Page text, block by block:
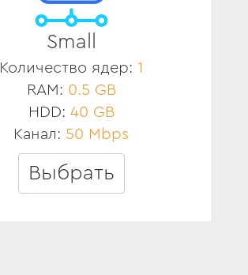
Small
Количество ядер: 1
RAM: 0.5 GB
HDD: 40 GB
Канал: 50 Mbps
Выбрать